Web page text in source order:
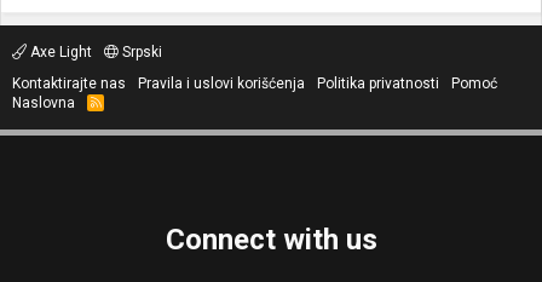
Axe Light
Srpski
Kontaktirajte nas
Pravila i uslovi korišćenja Politika privatnosti
Pomoć
Naslovna
R
S
Connect with us